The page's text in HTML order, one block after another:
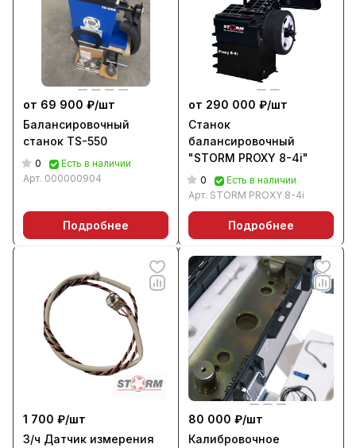
от 69 900 ₽/шт
Балансировочный
станок TS-550
0
Есть в наличии
Арт. 000000904
Подробнее
от 290 000 ₽/шт
Станок
балансировочный
"STORM PROXY 8-4i"
0
Есть в наличии
Арт. STORM PROXY 8-4i
Подробнее
1 700 ₽/шт
З/ч Датчик измерения
80 000 ₽/шт
Калибровочное